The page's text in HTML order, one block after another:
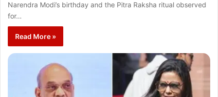
Narendra Modi’s birthday and the Pitra Raksha ritual observed
for…
Read More »